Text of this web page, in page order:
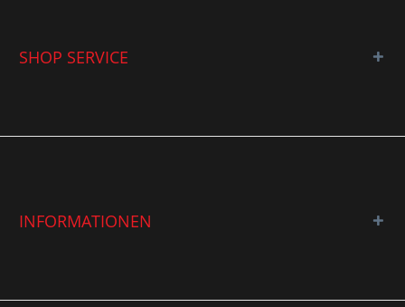
SHOP SERVICE
INFORMATIONEN